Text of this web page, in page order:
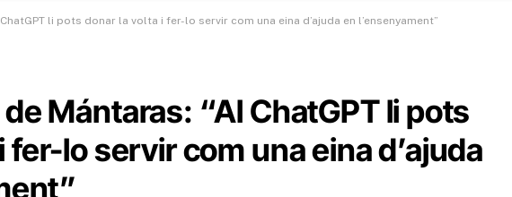
li pots donar la volta i fer-lo servir com una eina d’ajuda en l’ensenyament”
Mántaras: “Al ChatGPT li pots
fer-lo servir com una eina d’ajuda